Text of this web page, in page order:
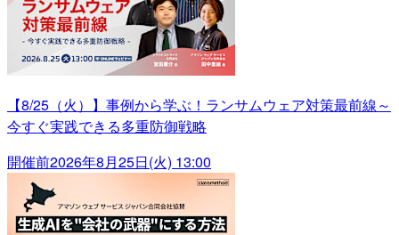
【8/25（火）】事例から学ぶ！ランサムウェア対策最前線～
今すぐ実践できる多重防御戦略
開催前2026年8月25日(火) 13:00